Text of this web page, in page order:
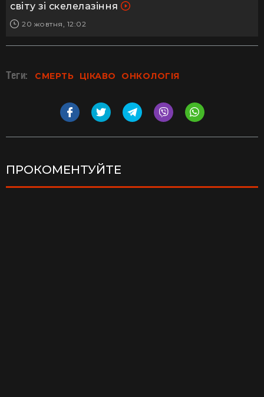
світу зі скелелазіння
20 жовтня, 12:02
Теги: СМЕРТЬ ЦІКАВО ОНКОЛОГІЯ
ПРОКОМЕНТУЙТЕ